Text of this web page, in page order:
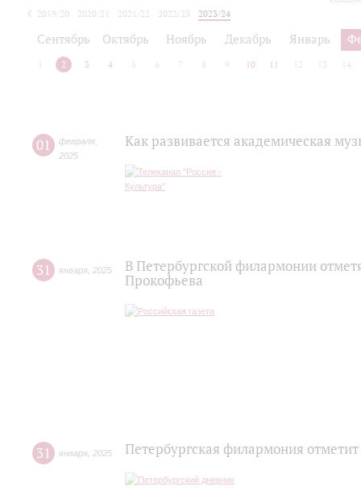
2019/20 2020/21 2021/22 2022/23
2023/24
Сентябрь Октябрь Ноябрь Декабрь Январь
2 3 4 5 6 7 8 9 10 11 12 13 14
01 февраля
2025
Как развивается академическая
31 января 2025
В Петербургской филармонии
Прокофьева
31 января 2025 Петербургская филармония